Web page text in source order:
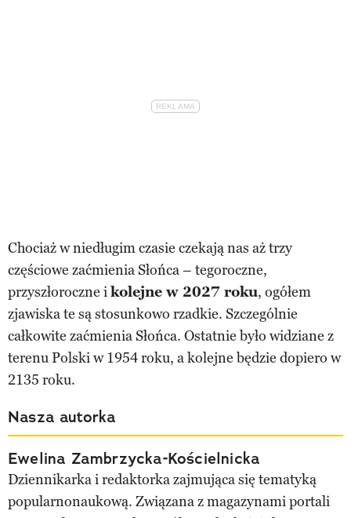
Chociaż w niedługim czasie czekają nas aż trzy
częściowe zaćmienia Słońca – tegoroczne,
przyszłoroczne ikolejne w 2027 roku, ogółem
zjawiska te są stosunkowo rzadkie. Szczególnie
całkowite zaćmienia Słońca. Ostatnie było widziane z
terenu Polski w 1954 roku, a kolejne będzie dopiero w
2135 roku.
Nasza autorka
Ewelina Zambrzycka-Kościelnicka
Dziennikarka i redaktorka zajmująca się tematyką
popularnonaukową. Związana z magazynami portali